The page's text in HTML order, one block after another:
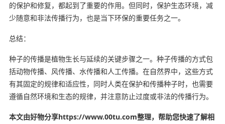
的保护和修复，都起到了重要的作用。但同时，保护生态环境，减
少随意和非法传播行为，也是当下环保的重要任务之一。
总结：
种子的传播是植物生长与延续的关键步骤之一。种子传播的方式包
括动物传播、风传播、水传播和人工传播。在自然界中，这些方式
有其固定的规律和适应性，同时人类在保护和传播种子时，也需要
遵循自然环境和生态的规律，并注意防止过度或非法的传播行为。
本文由好物分享https://www.00tu.com整理，帮助您快速了解相